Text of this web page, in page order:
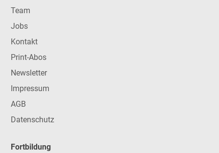
Team
Jobs
Kontakt
Print-Abos
Newsletter
Impressum
AGB
Datenschutz
Fortbildung